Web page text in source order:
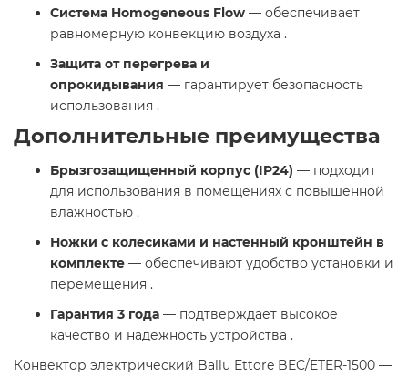
Система Homogeneous Flow — обеспечивает
равномерную конвекцию воздуха .
Защита от перегрева и
опрокидывания — гарантирует безопасность
использования .​
Дополнительные преимущества
Брызгозащищенный корпус (IP24) — подходит
для использования в помещениях с повышенной
влажностью .
Ножки с колесиками и настенный кронштейн в
комплекте — обеспечивают удобство установки и
перемещения .
Гарантия 3 года — подтверждает высокое
качество и надежность устройства .
Конвектор электрический Ballu Ettore BEC/ETER-1500 —